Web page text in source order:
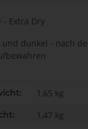
- Extra Dry
und dunkel - nach
1,65 kg
1,47 kg